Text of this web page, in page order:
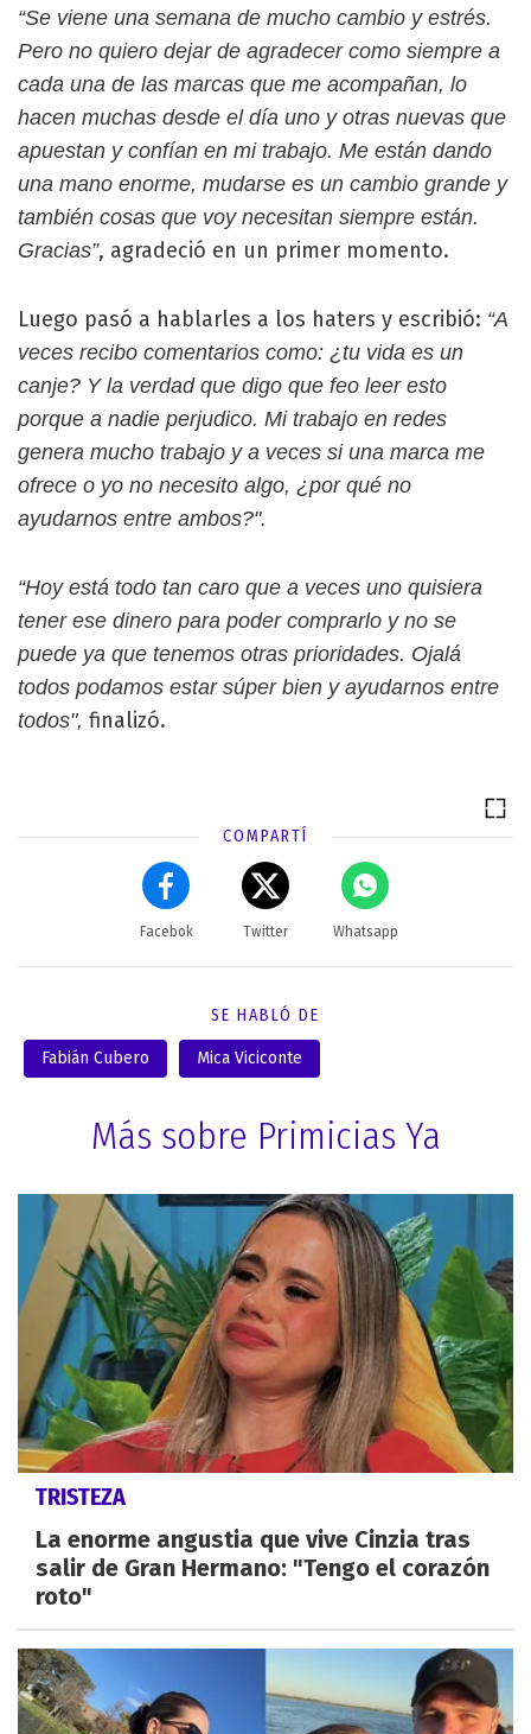
“Se viene una semana de mucho cambio y estrés.
Pero no quiero dejar de agradecer como siempre a
cada una de las marcas que me acompañan, lo
hacen muchas desde el día uno y otras nuevas que
apuestan y confían en mi trabajo. Me están dando
una mano enorme, mudarse es un cambio grande y
también cosas que voy necesitan siempre están.
Gracias”, agradeció en un primer momento.
Luego pasó a hablarles a los haters y escribió: “A
veces recibo comentarios como: ¿tu vida es un
canje? Y la verdad que digo que feo leer esto
porque a nadie perjudico. Mi trabajo en redes
genera mucho trabajo y a veces si una marca me
ofrece o yo no necesito algo, ¿por qué no
ayudarnos entre ambos?".
“Hoy está todo tan caro que a veces uno quisiera
tener ese dinero para poder comprarlo y no se
puede ya que tenemos otras prioridades. Ojalá
todos podamos estar súper bien y ayudarnos entre
todos", finalizó.
COMPARTÍ
Facebok Twitter Whatsapp
SE HABLÓ DE
Fabián Cubero Mica Viciconte
Más sobre Primicias Ya
TRISTEZA
La enorme angustia que vive Cinzia tras
salir de Gran Hermano: "Tengo el corazón
roto"